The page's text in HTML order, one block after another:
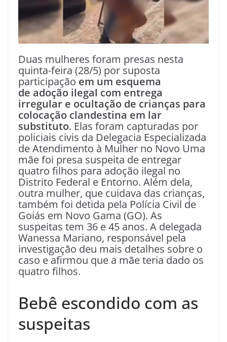
Duas mulheres foram presas nesta
quinta-feira (28/5) por suposta
participação em um esquema
de adoção ilegal com entrega
irregular e ocultação de crianças para
colocação clandestina em lar
substituto. Elas foram capturadas por
policiais civis da Delegacia Especializada
de Atendimento à Mulher no Novo Uma
mãe foi presa suspeita de entregar
quatro filhos para adoção ilegal no
Distrito Federal e Entorno. Além dela,
outra mulher, que cuidava das crianças,
também foi detida pela Polícia Civil de
Goiás em Novo Gama (GO). As
suspeitas tem 36 e 45 anos. A delegada
Wanessa Mariano, responsável pela
investigação deu mais detalhes sobre o
caso e afirmou que a mãe teria dado os
quatro filhos.
Bebê escondido com as
suspeitas